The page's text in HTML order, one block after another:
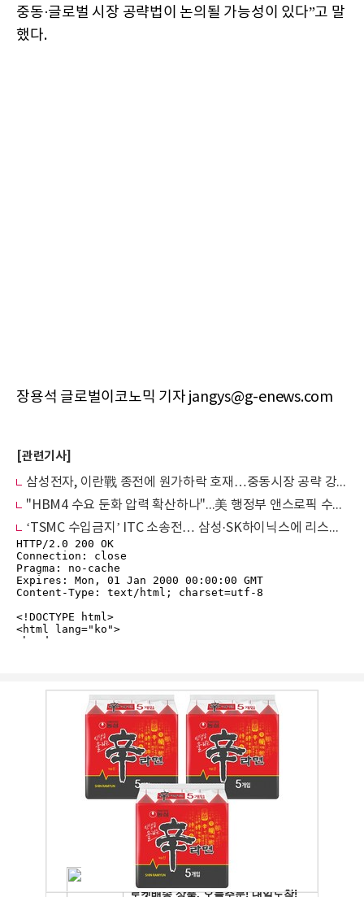
중동·글로벌 시장 공략법이 논의될 가능성이 있다”고 말
했다.
장용석 글로벌이코노믹 기자 jangys@g-enews.com
[관련기사]
삼성전자, 이란戰 종전에 원가하락 호재…중동시장 공략 강화 논의 나설까
"HBM4 수요 둔화 압력 확산하나"...美 행정부 앤스로픽 수출 통제에 삼성·SK하이닉스 긴장 고조
‘TSMC 수입금지’ ITC 소송전… 삼성·SK하이닉스에 리스크일까 기회일까